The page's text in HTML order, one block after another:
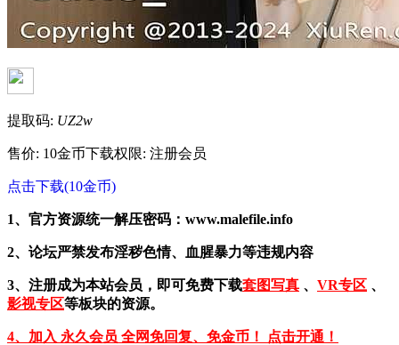
提取码: UZ2w
售价: 10金币下载权限: 注册会员
点击下载(10金币)
1、官方资源统一解压密码：www.malefile.info
2、论坛严禁发布淫秽色情、血腥暴力等违规内容
3、注册成为本站会员，即可免费下载套图写真 、 VR专区 、
影视专区等板块的资源。
4、加入 永久会员 全网免回复、免金币！ 点击开通！